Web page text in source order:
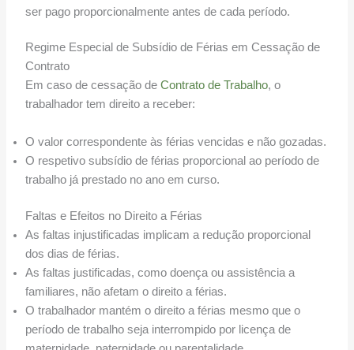
ser pago proporcionalmente antes de cada período.
Regime Especial de Subsídio de Férias em Cessação de
Contrato
Em caso de cessação de Contrato de Trabalho, o
trabalhador tem direito a receber:
O valor correspondente às férias vencidas e não gozadas.
O respetivo subsídio de férias proporcional ao período de
trabalho já prestado no ano em curso.
Faltas e Efeitos no Direito a Férias
As faltas injustificadas implicam a redução proporcional
dos dias de férias.
As faltas justificadas, como doença ou assistência a
familiares, não afetam o direito a férias.
O trabalhador mantém o direito a férias mesmo que o
período de trabalho seja interrompido por licença de